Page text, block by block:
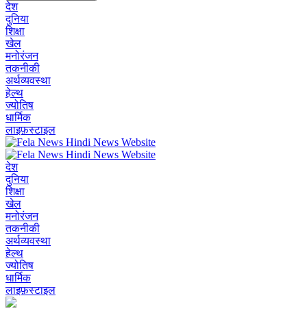
देश
दुनिया
शिक्षा
खेल
मनोरंजन
तकनीकी
अर्थव्यवस्था
हेल्थ
ज्योतिष
धार्मिक
लाइफ़स्टाइल
देश
दुनिया
शिक्षा
खेल
मनोरंजन
तकनीकी
अर्थव्यवस्था
हेल्थ
ज्योतिष
धार्मिक
लाइफ़स्टाइल